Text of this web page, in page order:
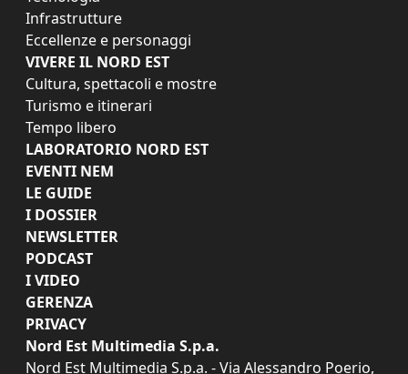
Infrastrutture
Eccellenze e personaggi
VIVERE IL NORD EST
Cultura, spettacoli e mostre
Turismo e itinerari
Tempo libero
LABORATORIO NORD EST
EVENTI NEM
LE GUIDE
I DOSSIER
NEWSLETTER
PODCAST
I VIDEO
GERENZA
PRIVACY
Nord Est Multimedia S.p.a.
Nord Est Multimedia S.p.a. - Via Alessandro Poerio,